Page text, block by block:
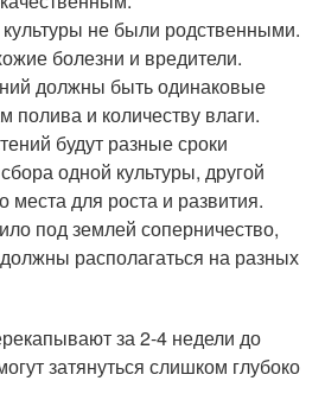
не были родственными.
болезни и вредители.
должны быть одинаковые
полива и количеству влаги.
будут разные сроки
одной культуры, другой
места для роста и развития.
под землей соперничество,
располагаться на разных
за 2-4 недели до
затянуться слишком глубоко